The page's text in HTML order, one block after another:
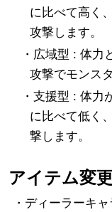
に比べて高く
攻撃します。
・広域型 : 体力
攻撃でモンス
・支援型 : 体力
に比べて低く
撃します。
アイテム変
・ディーラーキ